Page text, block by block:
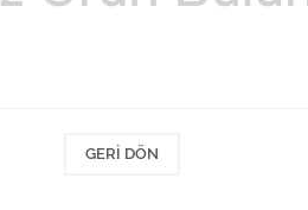
GERI DÖN